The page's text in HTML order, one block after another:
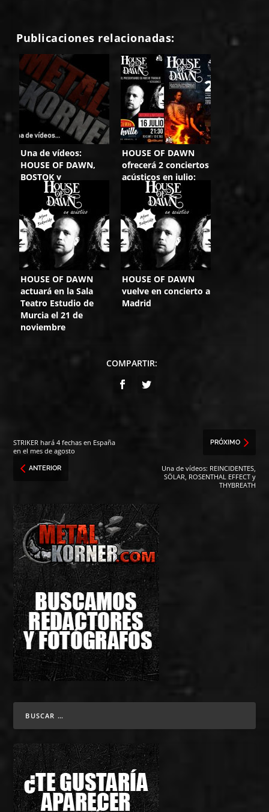
Publicaciones relacionadas:
Una de vídeos:
HOUSE OF DAWN,
BOSTOK y
ALLWOODS
HOUSE OF DAWN
ofrecerá 2 conciertos
acústicos en julio:
Madrid y Alicante
HOUSE OF DAWN
actuará en la Sala
Teatro Estudio de
Murcia el 21 de
noviembre
HOUSE OF DAWN
vuelve en concierto a
Madrid
COMPARTIR:
STRIKER hará 4 fechas en España
en el mes de agosto
ANTERIOR
PRÓXIMO
Una de vídeos: REINCIDENTES,
SÖLAR, ROSENTHAL EFFECT y
THYBREATH